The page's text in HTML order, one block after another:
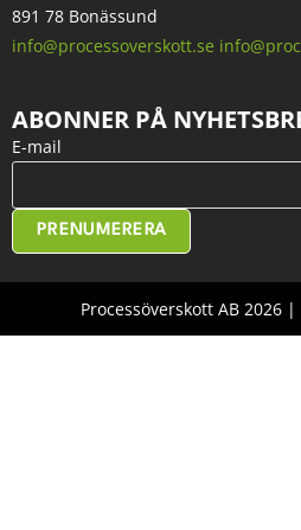
891 78 Bonässund
info@processoverskott.se
ABONNER PÅ
E-mail
PRENUMERERA
Processöverskott AB 2026